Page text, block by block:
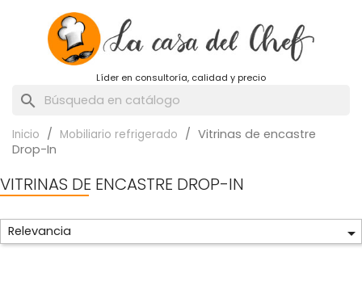
Líder en consultoría, calidad y precio
search
Inicio Mobiliario refrigerado
Vitrinas de encastre
Drop-In
VITRINAS DE ENCASTRE DROP-IN
Relevancia 